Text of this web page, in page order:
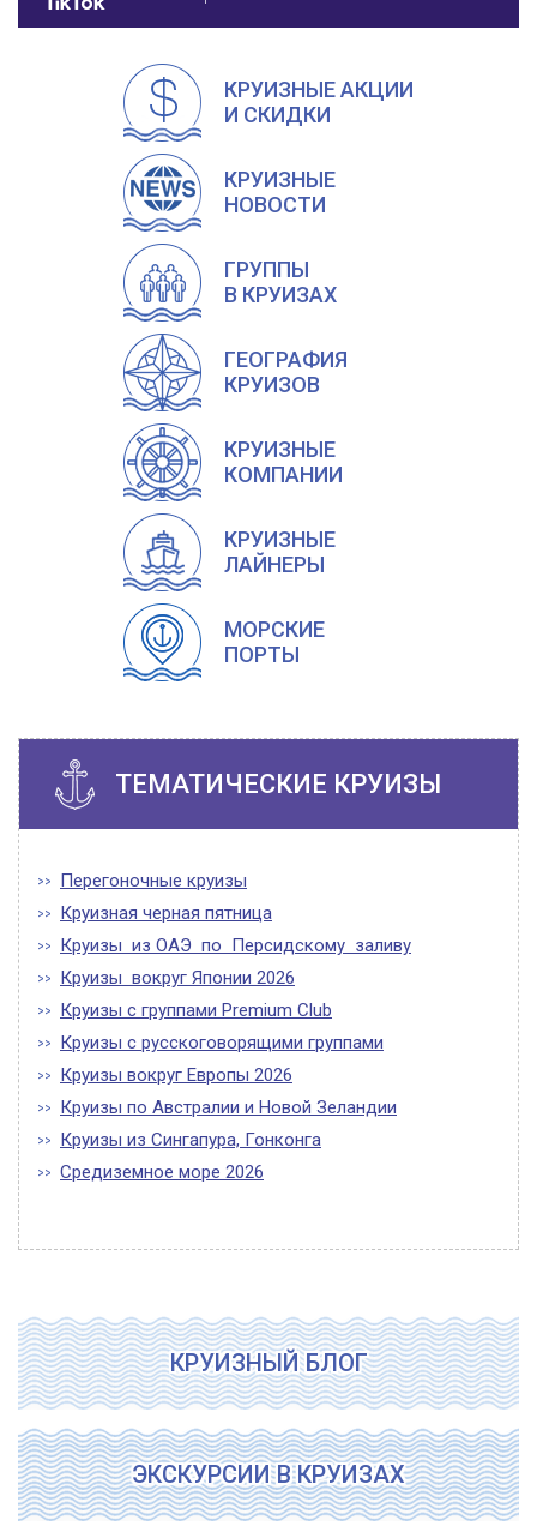
КРУИЗНЫЕ АКЦИИ
И СКИДКИ
КРУИЗНЫЕ
НОВОСТИ
ГРУППЫ
В КРУИЗАХ
ГЕОГРАФИЯ
КРУИЗОВ
КРУИЗНЫЕ
КОМПАНИИ
КРУИЗНЫЕ
ЛАЙНЕРЫ
МОРСКИЕ
ПОРТЫ
ТЕМАТИЧЕСКИЕ КРУИЗЫ
Перегоночные круизы
Круизная черная пятница
Круизы из ОАЭ по Персидскому заливу
Круизы вокруг Японии 2026
Круизы с группами Premium Club
Круизы с русскоговорящими группами
Круизы вокруг Европы 2026
Круизы по Австралии и Новой Зеландии
Круизы из Сингапура, Гонконга
Средиземное море 2026
КРУИЗНЫЙ БЛОГ
ЭКСКУРСИИ В КРУИЗАХ